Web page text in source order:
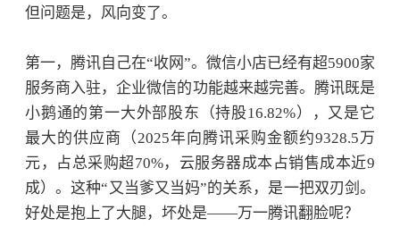
但问题是，风向变了。
第一，腾讯自己在“收网”。微信小店已经有超5900家
服务商入驻，企业微信的功能越来越完善。腾讯既是
小鹅通的第一大外部股东（持股16.82%），又是它
最大的供应商（2025年向腾讯采购金额约9328.5万
元，占总采购超70%，云服务器成本占销售成本近9
成）。这种“又当爹又当妈”的关系，是一把双刃剑。
好处是抱上了大腿，坏处是——万一腾讯翻脸呢？